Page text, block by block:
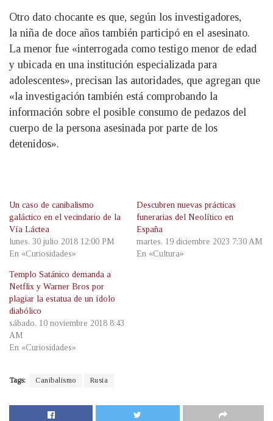
Otro dato chocante es que, según los investigadores,
la niña de doce años también participó en el asesinato.
La menor fue «interrogada como testigo menor de edad
y ubicada en una institución especializada para
adolescentes», precisan las autoridades, que agregan que
«la investigación también está comprobando la
información sobre el posible consumo de pedazos del
cuerpo de la persona asesinada por parte de los
detenidos».
Un caso de canibalismo
galáctico en el vecindario de la
Vía Láctea
lunes, 30 julio 2018 12:00 PM
En «Curiosidades»
Descubren nuevas prácticas
funerarias del Neolítico en
España
martes, 19 diciembre 2023 7:30 AM
En «Cultura»
Templo Satánico demanda a
Netflix y Warner Bros por
plagiar la estatua de un ídolo
diabólico
sábado, 10 noviembre 2018 8:43
AM
En «Curiosidades»
Tags: Canibalismo Rusia